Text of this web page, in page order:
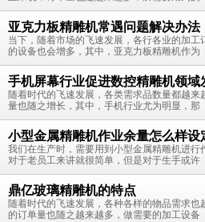
亚克力板精雕机常遇问题解决办法
当下，随着市场的飞速发展，各行各业的加工
的设备也会增多，其中，亚克力板精雕机作为
手机屏幕行业促进数控精雕机领域
随着时代的飞速发展，各类需求品数量都越
量也随之增长，其中，手机行业尤为明显，那
小型金属精雕机作业余量怎么样设
我们在生产时，需要用到小型金属精雕机进
对于老员工来讲就很简单，但是对于生手或许
鼎亿玻璃精雕机的特点
随着时代的飞速发展，各种各样的物品需求
的订单量也随之越来越多，做需要的加工设备